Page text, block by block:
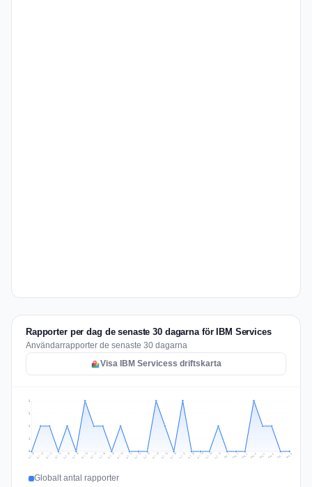
Rapporter per dag de senaste 30 dagarna för IBM Services
Användarrapporter de senaste 30 dagarna
Visa IBM Servicess driftskarta
1
1
2
2
Jul 10 Jul 11 Jul 12 Jul 13 Jul 14 Jul 15 Jul 16 Jul 17 Jul 18 Jul 19 Jul 20 Jul 21 Jul 22 Jul 23 Jul 24 Jul 25 Jul 26 Jul 27 Jul 28 Jul 29 Jul 30 Jul 31 Aug 1 Aug 2 Aug 3 Aug 4 Aug 5 Aug 6 Aug 7 Aug 8
Globalt antal rapporter